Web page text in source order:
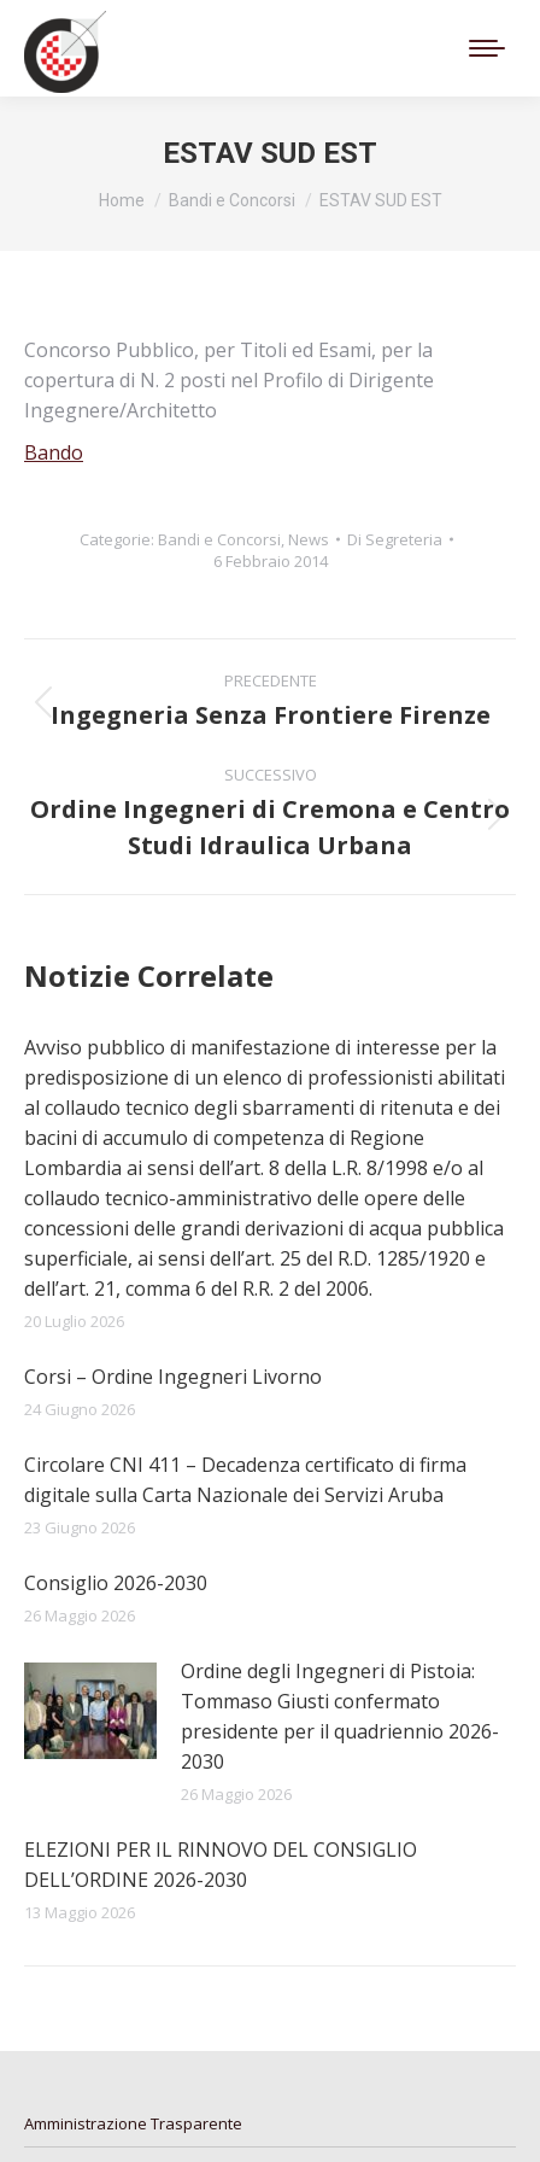
ESTAV SUD EST
Tu sei qui:
Home Bandi e Concorsi ESTAV SUD EST
Concorso Pubblico, per Titoli ed Esami, per la
copertura di N. 2 posti nel Profilo di Dirigente
Ingegnere/Architetto
Bando
Categorie: Bandi e Concorsi, News Di Segreteria
6 Febbraio 2014
tra
post
PRECEDENTE
Post
Ingegneria Senza Frontiere Firenze
SUCCESSIVO
Prossimo
post:
Ordine Ingegneri di Cremona e Centro
Studi Idraulica Urbana
Notizie Correlate
Avviso pubblico di manifestazione di interesse per la
predisposizione di un elenco di professionisti abilitati
al collaudo tecnico degli sbarramenti di ritenuta e dei
bacini di accumulo di competenza di Regione
Lombardia ai sensi dell’art. 8 della L.R. 8/1998 e/o al
collaudo tecnico-amministrativo delle opere delle
concessioni delle grandi derivazioni di acqua pubblica
superficiale, ai sensi dell’art. 25 del R.D. 1285/1920 e
dell’art. 21, comma 6 del R.R. 2 del 2006.
20 Luglio 2026
Corsi – Ordine Ingegneri Livorno
24 Giugno 2026
Circolare CNI 411 – Decadenza certificato di firma
digitale sulla Carta Nazionale dei Servizi Aruba
23 Giugno 2026
Consiglio 2026-2030
26 Maggio 2026
Ordine degli Ingegneri di Pistoia:
Tommaso Giusti confermato
presidente per il quadriennio 2026-
2030
26 Maggio 2026
ELEZIONI PER IL RINNOVO DEL CONSIGLIO
DELL’ORDINE 2026-2030
13 Maggio 2026
Amministrazione Trasparente